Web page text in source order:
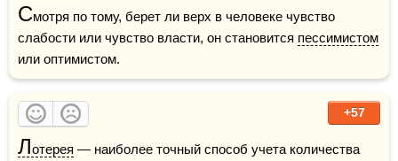
Смотря по тому, берет ли верх в человеке чувство
слабости или чувство власти, он становится пессимистом
или оптимистом.
+57
Лотерея — наиболее точный способ учета количества